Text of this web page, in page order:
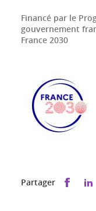
Financé par le
gouvernement
France 2030
Partager